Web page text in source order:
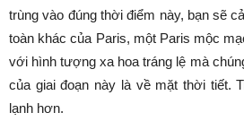
trùng vào đúng thời điểm này, bạn sẽ
toàn khác của Paris, một Paris mộc
với hình tượng xa hoa tráng lệ mà
của giai đoạn này là về mặt thời tiết.
lạnh hơn.